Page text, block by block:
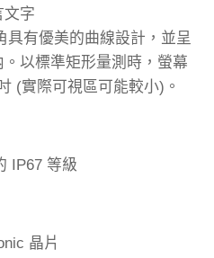
文字
具有優美的曲線設計，並呈
以標準矩形量測時，螢幕
(實際可視區可能較小)。
IP67 等級
晶片